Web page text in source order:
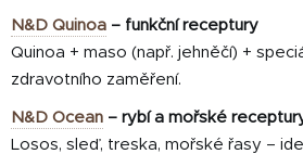
N&D Quinoa – funkční receptury
Quinoa + maso (např. jehněčí) +
zdravotního zaměření.
N&D Ocean – rybí a mořské
Losos, sleď, treska, mořské řasy –